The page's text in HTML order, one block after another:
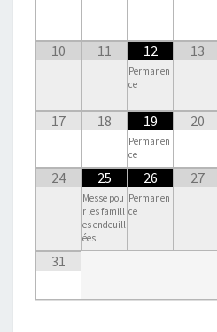
10 11 12
Permanen
ce
13
17 18 19
Permanen
ce
20
24 25
Messe pou
r les famill
es endeuill
ées
26
Permanen
ce
27
31